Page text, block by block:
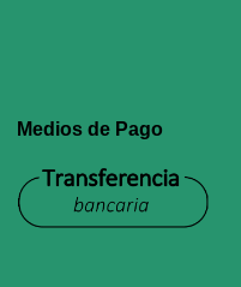
Medios de Pago